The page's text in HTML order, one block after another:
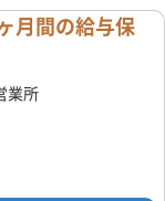
月間の給与保
業所